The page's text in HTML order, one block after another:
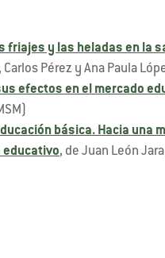
friajes y las heladas en la
Pérez y Ana Paula
efectos en el mercado
básica. Hacia una
educativo, de Juan León